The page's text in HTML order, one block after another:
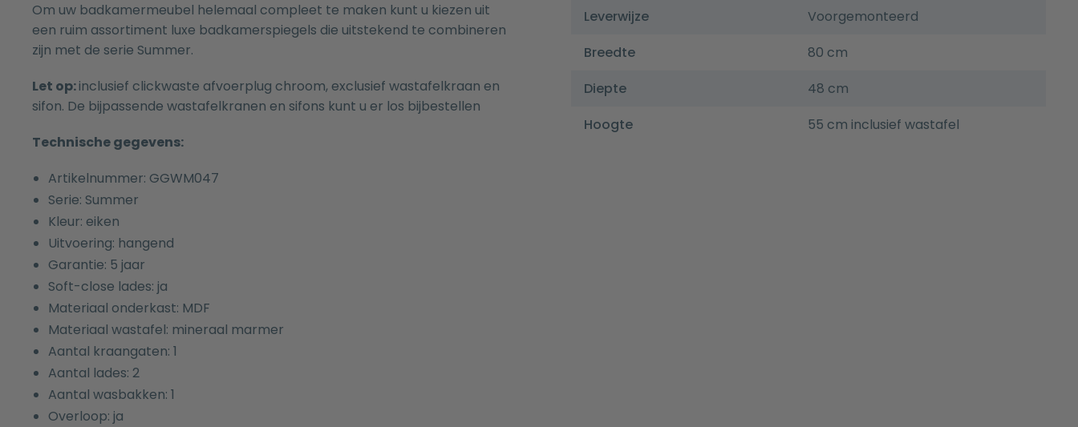
Om uw badkamermeubel helemaal compleet te maken kunt u kiezen uit
een ruim assortiment luxe badkamerspiegels die uitstekend te combineren
zijn met de serie Summer.
Let op:inclusief clickwaste afvoerplug chroom, exclusief wastafelkraan en
sifon. De bijpassende wastafelkranen en sifons kunt u er los bijbestellen
Technische gegevens:
Artikelnummer: GGWM047
Serie: Summer
Kleur: eiken
Uitvoering: hangend
Garantie: 5 jaar
Soft-close lades: ja
Materiaal onderkast: MDF
Materiaal wastafel: mineraal marmer
Aantal kraangaten: 1
Aantal lades: 2
Aantal wasbakken: 1
Overloop: ja
Leverwijze
Voorgemonteerd
Breedte
80 cm
Diepte
48 cm
Hoogte
55 cm inclusief wastafel